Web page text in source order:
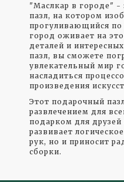
"Маслкар в городе" -
пазл, на котором
прогуливающийся по
город оживает на
деталей и
пазл, вы сможете
увлекательный мир
насладиться
произведения
Этот подарочный
развлечением для
подарком для
развивает
рук, но и приносит
сборки.